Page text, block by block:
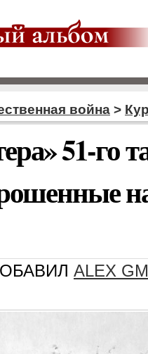
война >
51-го
ALEX GM